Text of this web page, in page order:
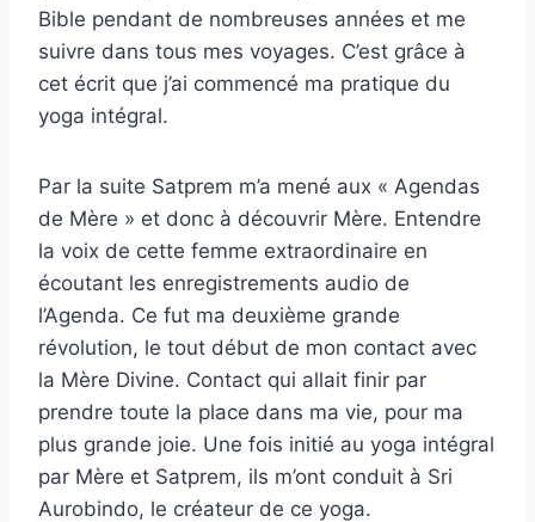
Bible pendant de nombreuses années et me
suivre dans tous mes voyages. C’est grâce à
cet écrit que j’ai commencé ma pratique du
yoga intégral.
Par la suite Satprem m’a mené aux « Agendas
de Mère » et donc à découvrir Mère. Entendre
la voix de cette femme extraordinaire en
écoutant les enregistrements audio de
l’Agenda. Ce fut ma deuxième grande
révolution, le tout début de mon contact avec
la Mère Divine. Contact qui allait finir par
prendre toute la place dans ma vie, pour ma
plus grande joie. Une fois initié au yoga intégral
par Mère et Satprem, ils m’ont conduit à Sri
Aurobindo, le créateur de ce yoga.